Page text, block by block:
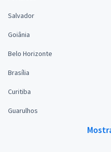
Salvador
Goiânia
Belo Horizonte
Brasília
Curitiba
Guarulhos